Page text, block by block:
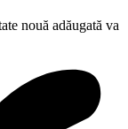
nouă adăugată va